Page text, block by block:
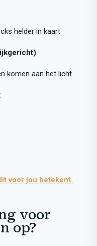
helder in kaart
komen aan het licht
voor jou betekent.
voor
op?